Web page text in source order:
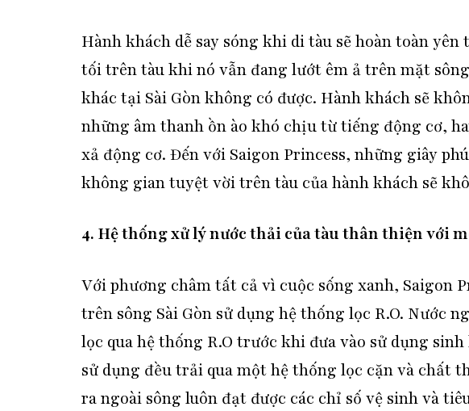
Hành khách dễ say sóng khi di tàu sẽ hoàn toàn
tối trên tàu khi nó vẫn đang lướt êm ả trên mặt
khác tại Sài Gòn không có được. Hành khách sẽ
những âm thanh ồn ào khó chịu từ tiếng động cơ,
xả động cơ. Đến với Saigon Princess, những giây
không gian tuyệt vời trên tàu của hành khách sẽ
4. Hệ thống xử lý nước thải của tàuthân thiện với
Với phương châm tất cả vì cuộc sống xanh, Saigon
trên sông Sài Gòn sử dụng hệ thống lọc R.O. Nước
lọc qua hệ thống R.O trước khi đưa vào sử dụng
sử dụng đều trải qua một hệ thống lọc cặn và chất
ra ngoài sông luôn đạt được các chỉ số vệ sinh và